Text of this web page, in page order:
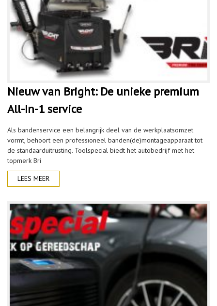
Nieuw van Bright: De unieke premium
All-In-1 service
Als bandenservice een belangrijk deel van de werkplaatsomzet
vormt, behoort een professioneel banden(de)montageapparaat tot
de standaarduitrusting. Toolspecial biedt het autobedrijf met het
topmerk Bri
LEES MEER